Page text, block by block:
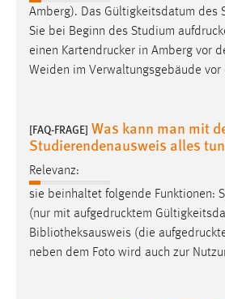
Amberg). Das Gültigkeitsdatum des
Sie bei Beginn des Studium
einen Kartendrucker in Amberg vor
Weiden im Verwaltungsgebäude
[FAQ-FRAGE] Was kann man mit
Studierendenausweis alles
Relevanz:
sie beinhaltet folgende Funktionen:
(nur mit aufgedrucktem
Bibliotheksausweis (die
neben dem Foto wird auch zur
Zweck:
Dieser Cookie ist notwendig um sich
einloggen zu können.
Cookie Laufzeit:
STATISTIK
Statistik Cookies erfassen
Diese Informationen helfen uns
unsere Besucher unsere Website